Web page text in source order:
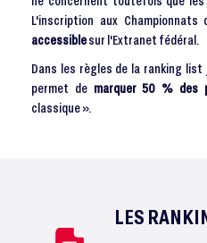
L'inscription aux Championnats
accessiblesur l'Extranet fédéral.
Dans les règles de la ranking
permet de marquer 50 % des
classique ».
LES